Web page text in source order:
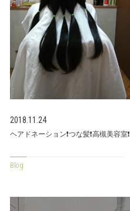
2018.11.24
ヘアドネーション❗つな髪❗高槻美容室❗
Blog